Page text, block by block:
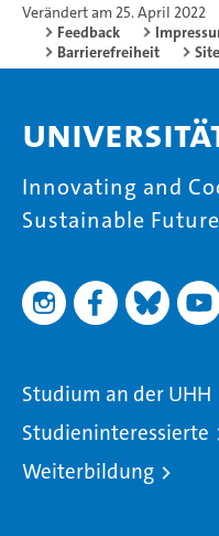
Verändert am 25. April 2022
Feedback
Barrierefreiheit
Innovating and
Sustainable
Studium an der UHH
Studieninteressierte
Weiterbildung